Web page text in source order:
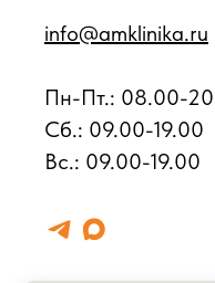
info@amklinika.ru
Пн-Пт.: 08.00-
Cб.: 09.00-19.00
Вс.: 09.00-19.00